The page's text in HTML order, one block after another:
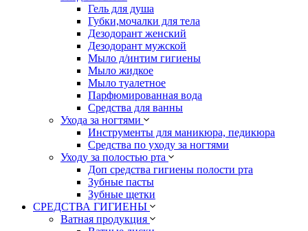
Гель для душа
Губки,мочалки для тела
Дезодорант женский
Дезодорант мужской
Мыло д/интим гигиены
Мыло жидкое
Мыло туалетное
Парфюмированная вода
Средства для ванны
Ухода за ногтями
Инструменты для маникюра, педикюра
Средства по уходу за ногтями
Уходу за полостью рта
Доп средства гигиены полости рта
Зубные пасты
Зубные щетки
СРЕДСТВА ГИГИЕНЫ
Ватная продукция